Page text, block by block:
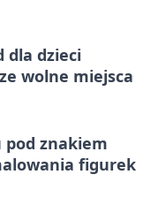
dla dzieci
wolne miejsca
pod znakiem
figurek